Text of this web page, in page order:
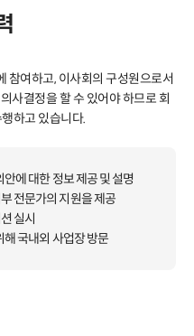
참여하고, 이사회의 구성원으로서
사결정을 할 수 있어야 하므로 회
하고 있습니다.
에 대한 정보 제공 및 설명
전문가의 지원을 제공
실시
해 국내외 사업장 방문